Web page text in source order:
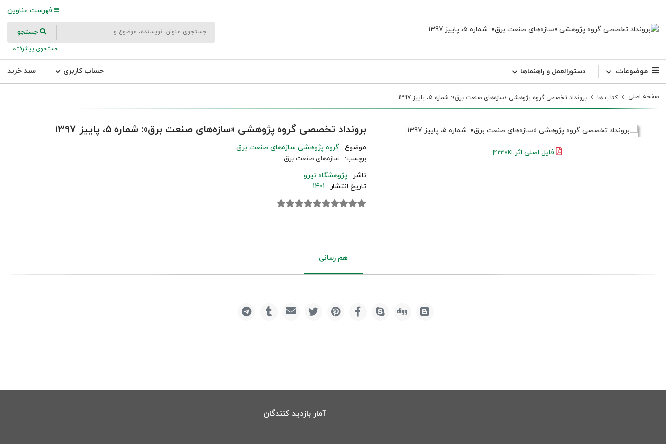
فهرست عناوین
جستجو
جستجوی پیشرفته
موضوعات دستورالعمل و راهنما‌ها حساب کاربری سبد خرید
صفحه اصلی کتاب ها برونداد تخصصی گروه پژوهشی «سازه‌های صنعت برق»: شماره 5، پاییز 1397
فایل اصلی اثر [4337K]
برونداد تخصصی گروه پژوهشی «سازه‌های صنعت برق»: شماره 5، پاییز 1397
موضوع : گروه پژوهشی سازه‌های صنعت برق
برچسب: سازه‌های صنعت برق
ناشر : پژوهشگاه نیرو
تاریخ انتشار : 1401
هم رسانی
آمار بازدید کنندگان